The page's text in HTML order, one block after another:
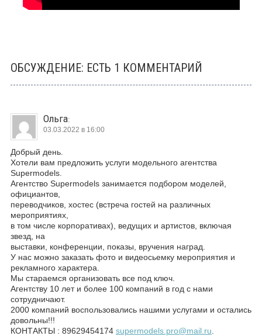
ОБСУЖДЕНИЕ: ЕСТЬ 1 КОММЕНТАРИЙ
Ольга:
03.03.2022 в 16:00
Добрый день.
Хотели вам предложить услуги модельного агентства
Supermodels.
Агентство Supermodels занимается подбором моделей,
официантов,
переводчиков, хостес (встреча гостей на различных
мероприятиях,
в том числе корпоративах), ведущих и артистов, включая
звезд, на
выставки, конференции, показы, вручения наград.
У нас можно заказать фото и видеосьемку мероприятия и
рекламного характера.
Мы стараемся организовать все под ключ.
Агентству 10 лет и более 100 компаний в год с нами
сотрудничают.
2000 компаний воспользовались нашими услугами и остались
довольны!!!
КОНТАКТЫ : 89629454174 supermodels.pro@mail.ru